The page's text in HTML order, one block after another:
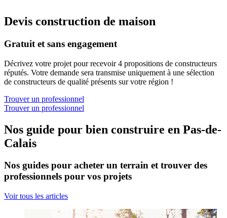
Devis construction de maison
Gratuit et sans engagement
Décrivez votre projet pour recevoir 4 propositions de constructeurs
réputés. Votre demande sera transmise uniquement à une sélection
de constructeurs de qualité présents sur votre région !
Trouver un professionnel
Trouver un professionnel
Nos guide pour bien construire en Pas-de-
Calais
Nos guides pour acheter un terrain et trouver des
professionnels pour vos projets
Voir tous les articles